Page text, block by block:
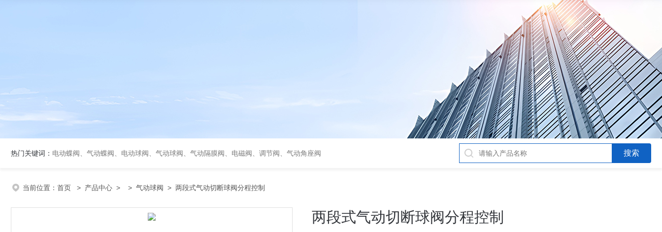
热门关键词： 电动蝶阀、气动蝶阀、电动球阀、气动球阀、气动隔膜阀、电磁阀、调节阀、气动角座阀
当前位置： 首页 > 产品中心 > > 气动球阀 > 两段式气动切断球阀分程控制
两段式气动切断球阀分程控制